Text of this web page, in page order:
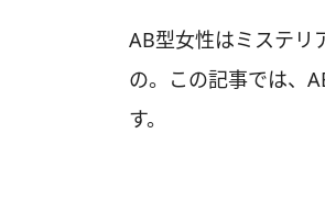
AB型女性はミステリ
の。この記事では、
す。